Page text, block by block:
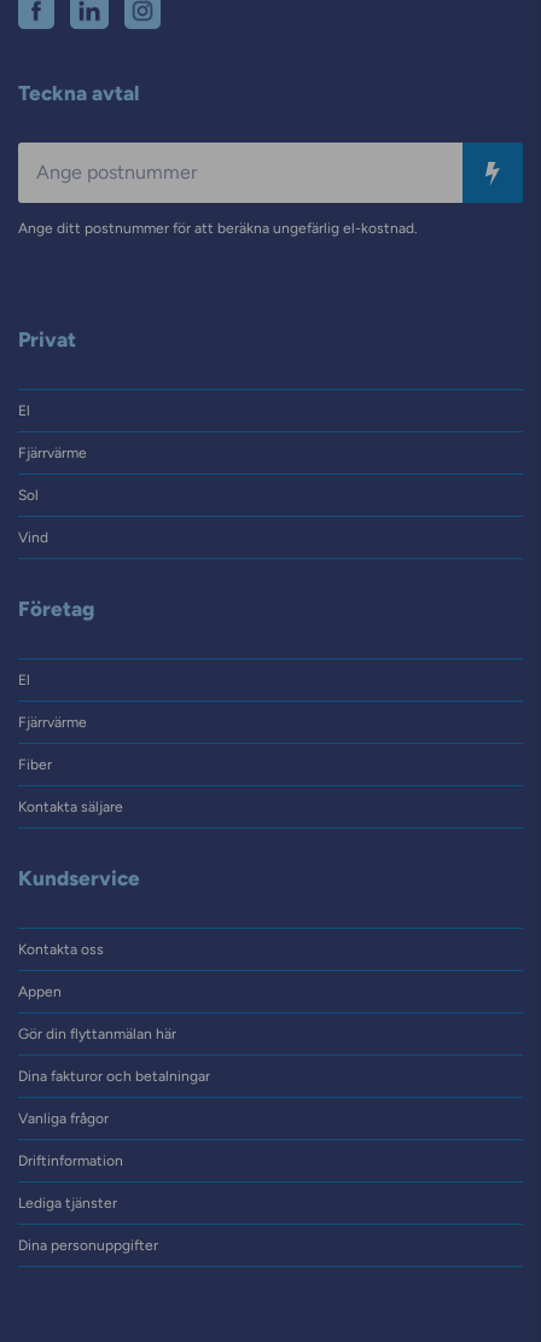
Teckna avtal
Ange ditt postnummer för att beräkna ungefärlig el-kostnad.
Privat
El
Fjärrvärme
Sol
Vind
Företag
El
Fjärrvärme
Fiber
Kontakta säljare
Kundservice
Kontakta oss
Appen
Gör din flyttanmälan här
Dina fakturor och betalningar
Vanliga frågor
Driftinformation
Lediga tjänster
Dina personuppgifter